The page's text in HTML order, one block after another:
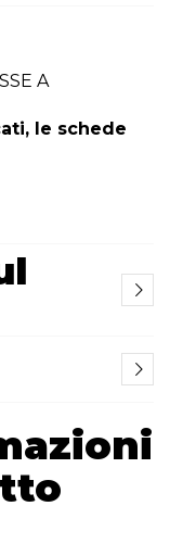
A
le schede